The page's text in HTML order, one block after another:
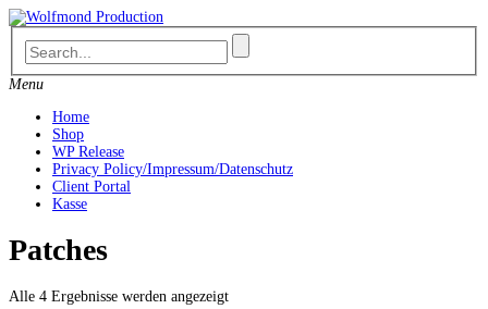
Skip
to
content
Menu
Home
Shop
WP Release
Privacy Policy/Impressum/Datenschutz
Client Portal
Kasse
Patches
Alle 4 Ergebnisse werden angezeigtNach